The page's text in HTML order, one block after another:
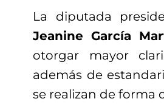
La diputada
Jeanine García
otorgar mayor
además de
se realizan de forma